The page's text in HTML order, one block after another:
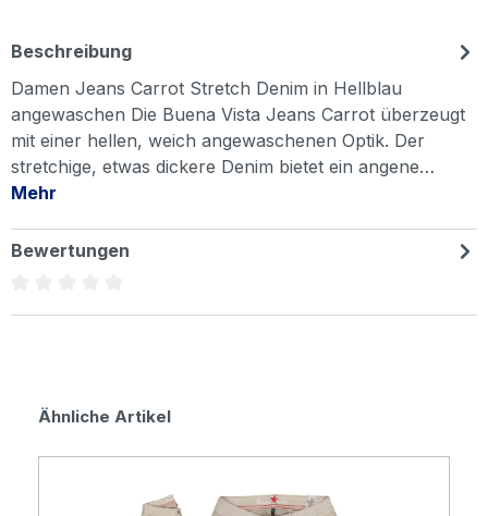
Beschreibung
Damen Jeans Carrot Stretch Denim in Hellblau
angewaschen Die Buena Vista Jeans Carrot überzeugt
mit einer hellen, weich angewaschenen Optik. Der
stretchige, etwas dickere Denim bietet ein angene…
Mehr
Bewertungen
Produktgalerie überspringen
Ähnliche Artikel